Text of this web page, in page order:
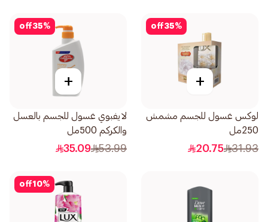
35%
off
+
لوكس غسول للجسم مشمش
250مل
31.93
20.75
35%
off
+
لايفبوي غسول للجسم بالعسل
والكركم 500مل
53.99
35.09
10%
off